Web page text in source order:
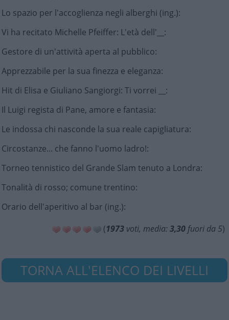
Lo spazio per l'accoglienza negli alberghi (ing.):
Vi ha recitato Michelle Pfeiffer: L'età dell'__ :
Gestore di un'attività aperta al pubblico:
Apprezzabile per la sua finezza e eleganza:
Hit di Elisa e Giuliano Sangiorgi: Ti vorrei __ :
Il Luigi regista di Pane, amore e fantasia:
Le indossa chi nasconde la sua reale capigliatura:
Circostanze... che fanno l'uomo ladro!:
Torneo tennistico del Grande Slam tenuto a Londra:
Tonalità di rosso; comune trentino:
Orario dell'aperitivo al bar (ing.):
(1973 voti, media: 3,30 fuori da 5)
TORNA ALL'ELENCO DEI LIVELLI